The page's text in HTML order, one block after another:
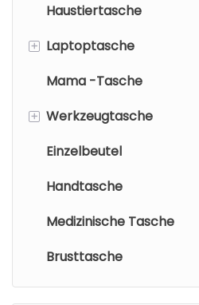
Kulturbeutel
Einkaufstasche
Bauchtasche
Beutel mit Kordelzug
Wallte
Haustiertasche
+ Laptoptasche
Laptop-Rucksack
Laptop -Umhängetasche
Mama -Tasche
+ Werkzeugtasche
Kosmetiktasche
Einzelbeutel
Handtasche
Medizinische Tasche
Brusttasche